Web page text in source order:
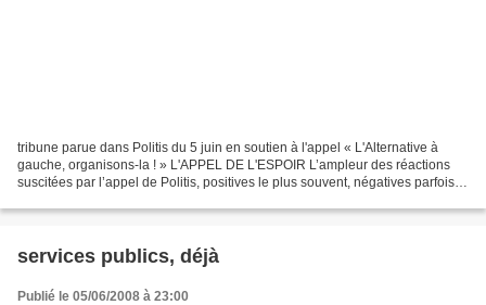
tribune parue dans Politis du 5 juin en soutien à l'appel « L'Alternative à
gauche, organisons-la ! » L'APPEL DE L'ESPOIR L’ampleur des réactions
suscitées par l’appel de Politis, positives le plus souvent, négatives parfois,
services publics, déjà
Publié le 05/06/2008 à 23:00